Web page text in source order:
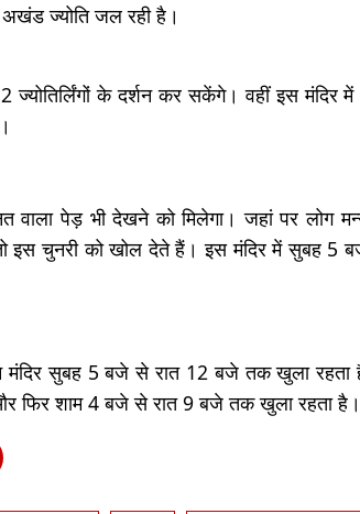
ज्योति जल रही है।
के दर्शन कर सकेंगे। वहीं इस मंदिर
वाला पेड़ भी देखने को मिलेगा। जहां पर लोग
तो इस चुनरी को खोल देते हैं। इस मंदिर में सुबह 5
मंदिर सुबह 5 बजे से रात 12 बजे तक खुला रहता
फिर शाम 4 बजे से रात 9 बजे तक खुला रहता है।